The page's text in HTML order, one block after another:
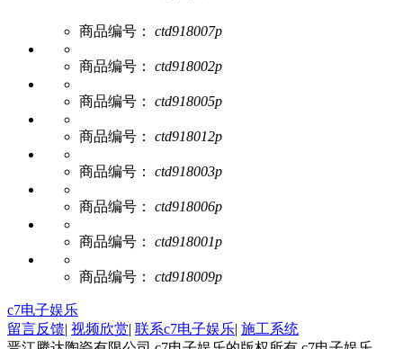
商品编号： ctd918007p
商品编号： ctd918002p
商品编号： ctd918005p
商品编号： ctd918012p
商品编号： ctd918003p
商品编号： ctd918006p
商品编号： ctd918001p
商品编号： ctd918009p
c7电子娱乐
留言反馈| 视频欣赏| 联系c7电子娱乐| 施工系统